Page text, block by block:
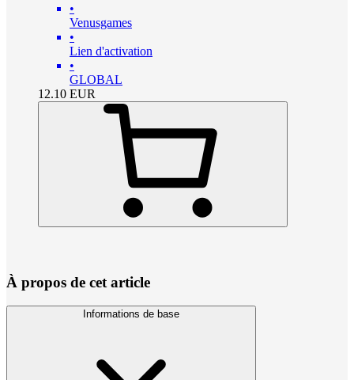
•
Venusgames
•
Lien d'activation
•
GLOBAL
12.10 EUR
À propos de cet article
Informations de base